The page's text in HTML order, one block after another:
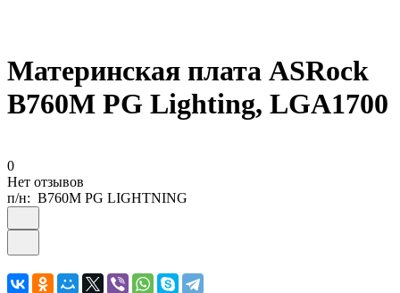
Материнская плата ASRock
B760M PG Lighting, LGA1700
0
Нет отзывов
п/н: B760M PG LIGHTNING